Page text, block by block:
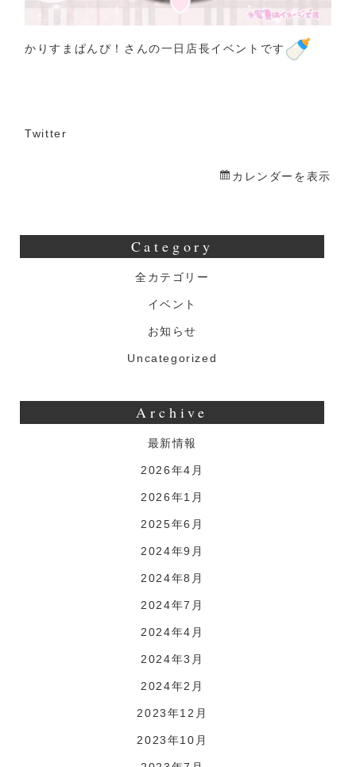
かりすまぱんぴ！さんの一日店長イベントです
Twitter
カレンダーを表示
Category
全カテゴリー
イベント
お知らせ
Uncategorized
Archive
最新情報
2026年4月
2026年1月
2025年6月
2024年9月
2024年8月
2024年7月
2024年4月
2024年3月
2024年2月
2023年12月
2023年10月